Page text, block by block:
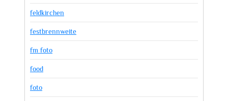
feldkirchen
festbrennweite
fm foto
food
foto